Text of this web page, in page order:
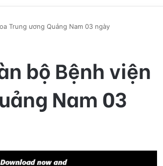
Trung ương Quảng Nam 03 ngày
bộ Bệnh viện
Nam 03